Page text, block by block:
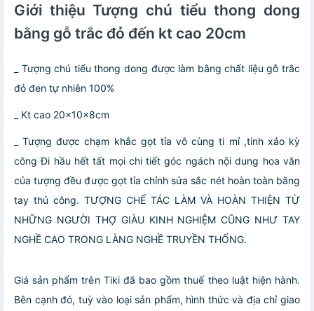
Giới thiệu Tượng chú tiểu thong dong
bằng gỗ trắc đỏ đến kt cao 20cm
_ Tượng chú tiểu thong dong được làm bằng chất liệu gỗ trắc
đỏ đen tự nhiên 100%
_ Kt cao 20×10×8cm
_ Tượng được chạm khắc gọt tỉa vô cùng ti mỉ ,tinh xảo kỳ
công Đi hầu hết tất mọi chi tiết góc ngách nội dung hoa văn
của tượng đều được gọt tỉa chỉnh sửa sắc nét hoàn toàn bằng
tay thủ công. TƯỢNG CHẾ TÁC LÀM VÀ HOÀN THIỆN TỪ
NHỮNG NGƯỜI THỢ GIÀU KINH NGHIỆM CŨNG NHƯ TAY
NGHỀ CAO TRONG LÀNG NGHỀ TRUYỀN THỐNG.
Giá sản phẩm trên Tiki đã bao gồm thuế theo luật hiện hành.
Bên cạnh đó, tuỳ vào loại sản phẩm, hình thức và địa chỉ giao